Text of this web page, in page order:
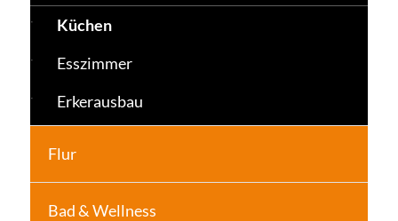
Küchen
Esszimmer
Erkerausbau
Flur
Bad & Wellness